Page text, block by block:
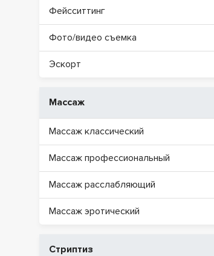
Фейсситтинг
Фото/видео съемка
Эскорт
Массаж
Массаж классический
Массаж профессиональный
Массаж расслабляющий
Массаж эротический
Стриптиз